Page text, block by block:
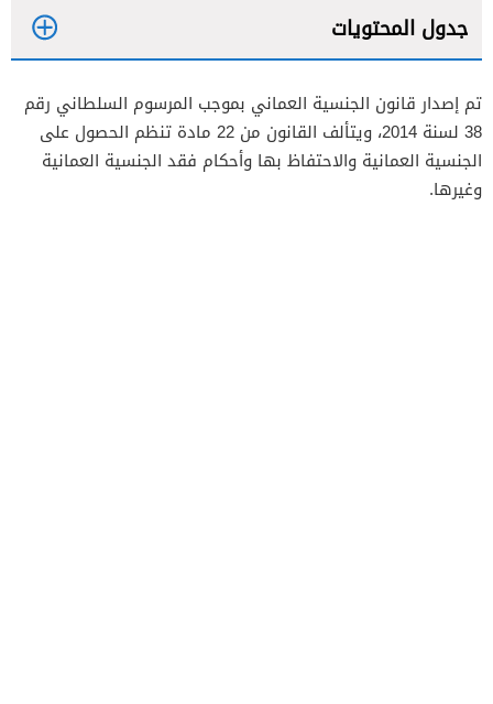
جدول المحتويات
2
3
تم إصدار قانون الجنسية العماني بموجب المرسوم السلطاني رقم
38 لسنة 2014، ويتألف القانون من 22 مادة تنظم الحصول على
الجنسية العمانية والاحتفاظ بها وأحكام فقد الجنسية العمانية
وغيرها.